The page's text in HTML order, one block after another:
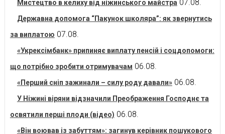
Мистецтво в келиху від ніжинського майстра 07.08.
Державна допомога “Пакунок школяра”: як звернутись
за виплатою 07.08.
«Укрексімбанк» припиняє виплату пенсій і соцдопомоги:
що потрібно зробити отримувачам 06.08.
«Перший сніп зажинали – силу роду давали» 06.08.
У Ніжині віряни відзначили Преображення Господнє та
освятили перші плоди (відео) 06.08.
«Він воював із забуттям»: загинув керівник пошукового